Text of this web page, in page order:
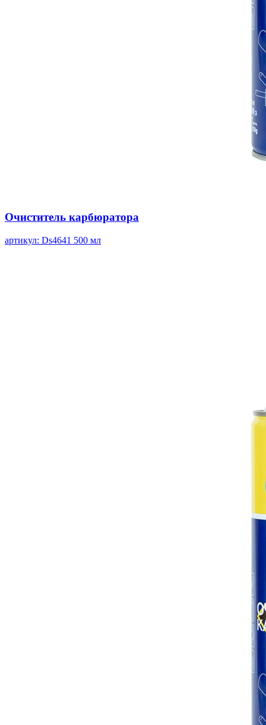
Очиститель карбюратора
артикул: Ds4641 500 мл